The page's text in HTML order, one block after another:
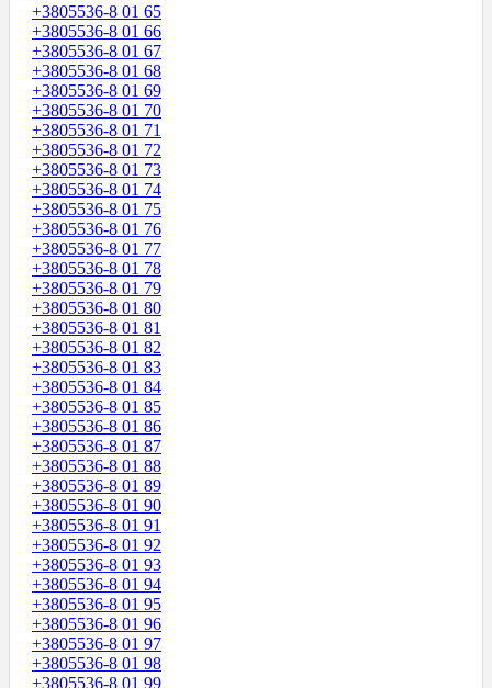
+3805536-8 01 65
+3805536-8 01 66
+3805536-8 01 67
+3805536-8 01 68
+3805536-8 01 69
+3805536-8 01 70
+3805536-8 01 71
+3805536-8 01 72
+3805536-8 01 73
+3805536-8 01 74
+3805536-8 01 75
+3805536-8 01 76
+3805536-8 01 77
+3805536-8 01 78
+3805536-8 01 79
+3805536-8 01 80
+3805536-8 01 81
+3805536-8 01 82
+3805536-8 01 83
+3805536-8 01 84
+3805536-8 01 85
+3805536-8 01 86
+3805536-8 01 87
+3805536-8 01 88
+3805536-8 01 89
+3805536-8 01 90
+3805536-8 01 91
+3805536-8 01 92
+3805536-8 01 93
+3805536-8 01 94
+3805536-8 01 95
+3805536-8 01 96
+3805536-8 01 97
+3805536-8 01 98
+3805536-8 01 99